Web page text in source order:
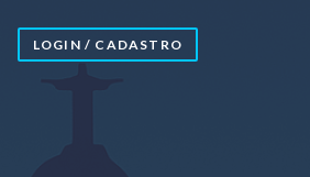
LOGIN / CADASTRO